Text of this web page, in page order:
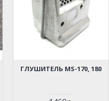
ГЛУШИТЕЛЬ MS-170, 180